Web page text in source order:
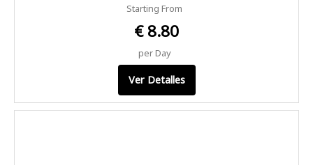
Starting From
€ 8.80
per Day
Ver Detalles